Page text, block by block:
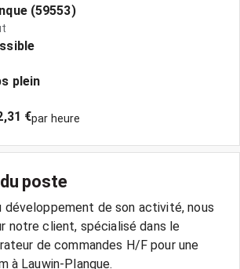
(59553)
plein
€par heure
poste
développement de son activité, nous
notre client, spécialisé dans le
de commandes H/F pour une
à Lauwin-Planque.